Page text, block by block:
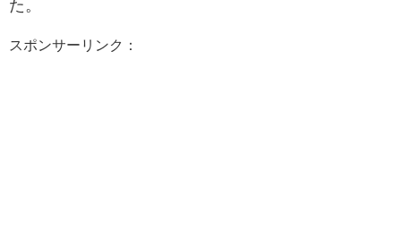
た。
スポンサーリンク：